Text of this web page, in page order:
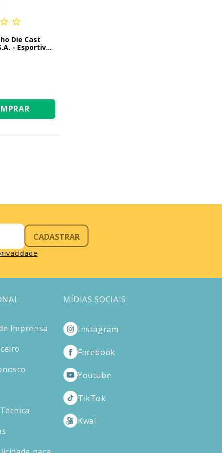
Die Cast
- Esportivo
CADASTRAR
Imprensa
MÍDIAS SOCIAIS
Instagram
Facebook
Youtube
TikTok
Kwai